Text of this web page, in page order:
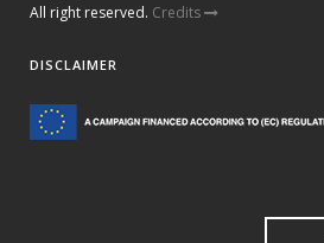
All right reserved. Credits
DISCLAIMER